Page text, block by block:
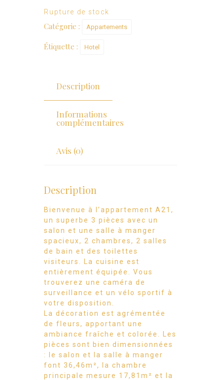
Rupture de stock
Catégorie : Appartements
Étiquette : Hotel
Description
Informations
complémentaires
Avis (0)
Description
Bienvenue à l’appartement A21,
un superbe 3 pièces avec un
salon et une salle à manger
spacieux, 2 chambres, 2 salles
de bain et des toilettes
visiteurs. La cuisine est
entièrement équipée. Vous
trouverez une caméra de
surveillance et un vélo sportif à
votre disposition.
La décoration est agrémentée
de fleurs, apportant une
ambiance fraîche et colorée. Les
pièces sont bien dimensionnées
: le salon et la salle à manger
font 36,46m², la chambre
principale mesure 17,81m² et la